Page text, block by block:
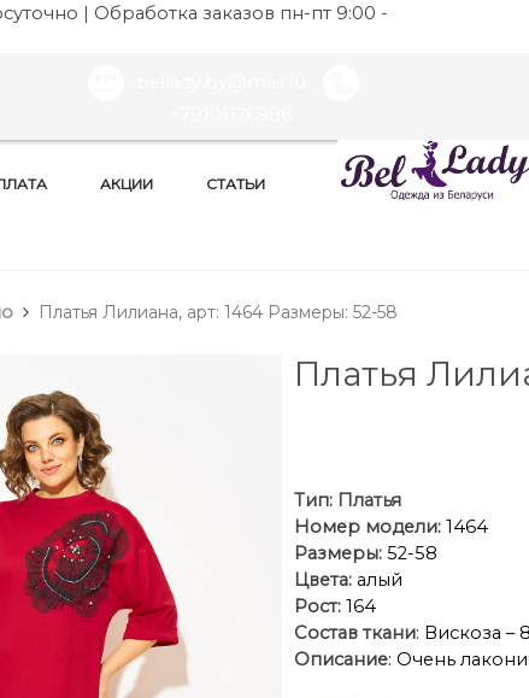
| Обработка заказов пн-пт 9:00 -
АКЦИИ СТАТЬИ
Платья Лилиана, арт: 1464 Размеры: 52-58
Платья
Тип: Платья
Номер модели:1464
Размеры:52-58
Цвета: алый
Рост: 164
Состав ткани: Вискоза –
Описание: Очень
окружающих. Модель